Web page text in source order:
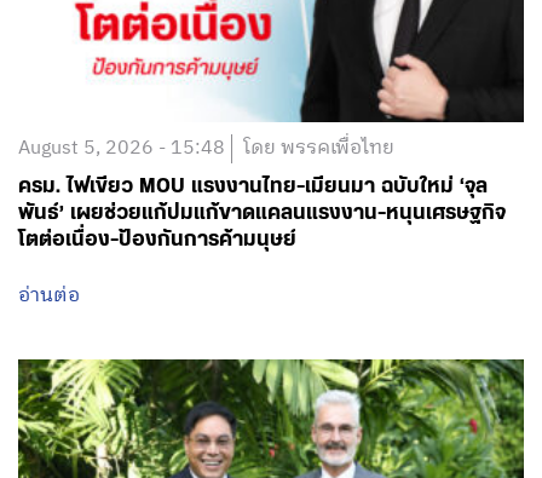
August 5, 2026 - 15:48 โดย พรรคเพื่อไทย
ครม. ไฟเขียว MOU แรงงานไทย-เมียนมา ฉบับใหม่ ‘จุล
พันธ์’ เผยช่วยแก้ปมแก้ขาดแคลนแรงงาน-หนุนเศรษฐกิจ
โตต่อเนื่อง-ป้องกันการค้ามนุษย์
อ่านต่อ